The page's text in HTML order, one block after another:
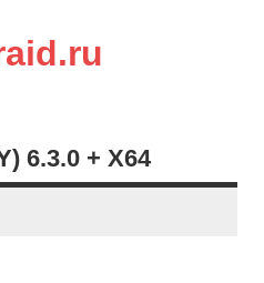
6.3.0 + X64